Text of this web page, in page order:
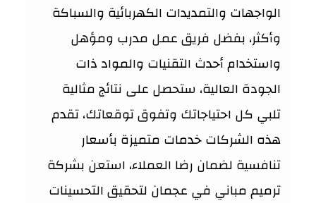
الواجهات والتمديدات الكهربائية والسباكة
وأكثر، بفضل فريق عمل مدرب ومؤهل
واستخدام أحدث التقنيات والمواد ذات
الجودة العالية، ستحصل على نتائج مثالية
تلبي كل احتياجاتك وتفوق توقعاتك، تقدم
هذه الشركات خدمات متميزة بأسعار
تنافسية لضمان رضا العملاء، استعن بشركة
ترميم مباني في عجمان لتحقيق التحسينات